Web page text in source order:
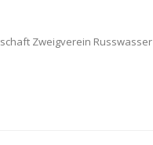
Zweigverein Russwasser